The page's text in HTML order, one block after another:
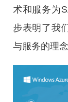
术和服务为
步表明了我
与服务的理